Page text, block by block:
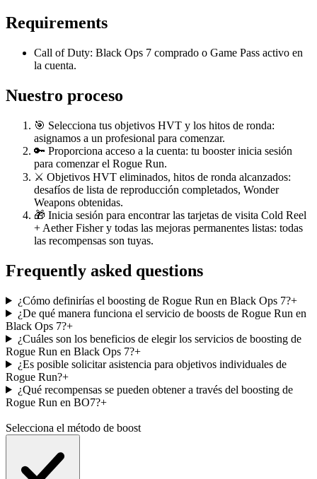
Requirements
Call of Duty: Black Ops 7 comprado o Game Pass activo en
la cuenta.
Nuestro proceso
🎯 Selecciona tus objetivos HVT y los hitos de ronda:
asignamos a un profesional para comenzar.
🔑 Proporciona acceso a la cuenta: tu booster inicia sesión
para comenzar el Rogue Run.
⚔️ Objetivos HVT eliminados, hitos de ronda alcanzados:
desafíos de lista de reproducción completados, Wonder
Weapons obtenidas.
🎁 Inicia sesión para encontrar las tarjetas de visita Cold Reel
+ Aether Fisher y todas las mejoras permanentes listas: todas
las recompensas son tuyas.
Frequently asked questions
¿Cómo definirías el boosting de Rogue Run en Black Ops 7?+
¿De qué manera funciona el servicio de boosts de Rogue Run en
Black Ops 7?+
¿Cuáles son los beneficios de elegir los servicios de boosting de
Rogue Run en Black Ops 7?+
¿Es posible solicitar asistencia para objetivos individuales de
Rogue Run?+
¿Qué recompensas se pueden obtener a través del boosting de
Rogue Run en BO7?+
Selecciona el método de boost